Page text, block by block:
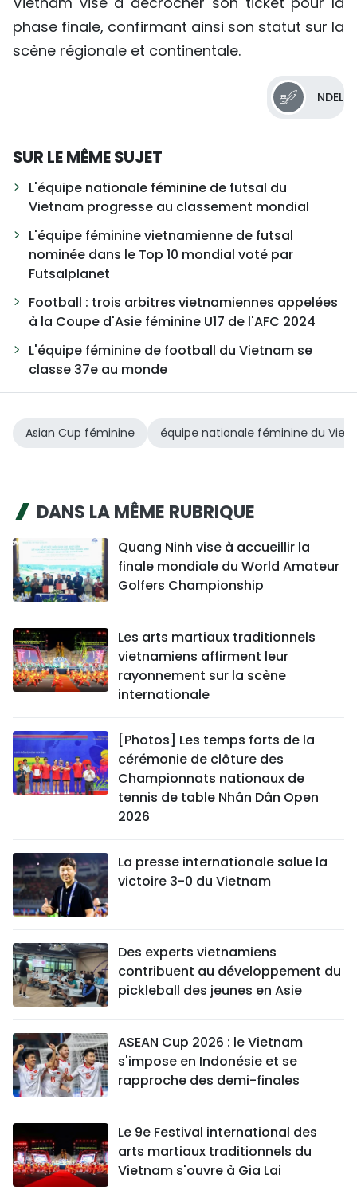
phase finale, confirmant ainsi son statut sur la
scène régionale et continentale.
NDEL
SUR LE MÊME SUJET
L'équipe nationale féminine de futsal du
Vietnam progresse au classement mondial
L'équipe féminine vietnamienne de futsal
nominée dans le Top 10 mondial voté par
Futsalplanet
Football : trois arbitres vietnamiennes appelées
à la Coupe d'Asie féminine U17 de l'AFC 2024
L'équipe féminine de football du Vietnam se
classe 37e au monde
Asian Cup féminine équipe nationale féminine du
DANS LA MÊME RUBRIQUE
Quang Ninh vise à accueillir la
finale mondiale du World Amateur
Golfers Championship
Les arts martiaux traditionnels
vietnamiens affirment leur
rayonnement sur la scène
internationale
[Photos] Les temps forts de la
cérémonie de clôture des
Championnats nationaux de
tennis de table Nhân Dân Open
2026
La presse internationale salue la
victoire 3-0 du Vietnam
Des experts vietnamiens
contribuent au développement du
pickleball des jeunes en Asie
ASEAN Cup 2026 : le Vietnam
s'impose en Indonésie et se
rapproche des demi-finales
Le 9e Festival international des
arts martiaux traditionnels du
Vietnam s'ouvre à Gia Lai